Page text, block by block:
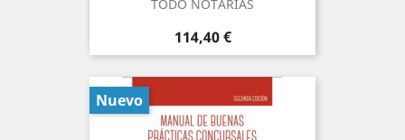
TODO NOTARÍAS
Precio
114,40 €
Nuevo